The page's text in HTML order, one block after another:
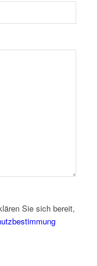
Sie sich bereit,